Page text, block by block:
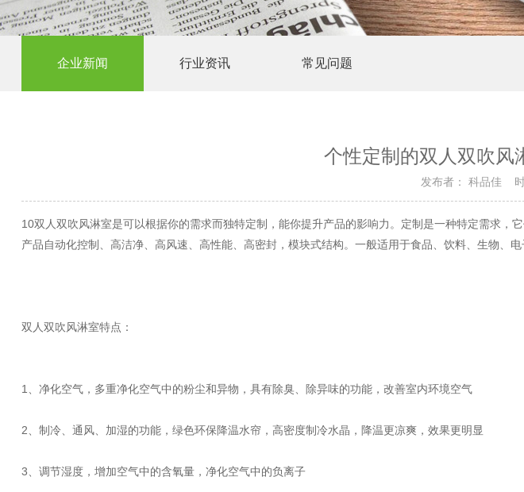
企业新闻 行业资讯 常见问题
个性定制的双人双吹风
发布者： 科品佳
10双人双吹风淋室是可以根据你的需求而独特定制，能你提升产品的影响力。定制是一种特定需求
产品自动化控制、高洁净、高风速、高性能、高密封，模块式结构。一般适用于食品、饮料、生物、电
双人双吹风淋室特点：
1、净化空气，多重净化空气中的粉尘和异物，具有除臭、除异味的功能，改善室内环境空气
2、制冷、通风、加湿的功能，绿色环保降温水帘，高密度制冷水晶，降温更凉爽，效果更明显
3、调节湿度，增加空气中的含氧量，净化空气中的负离子